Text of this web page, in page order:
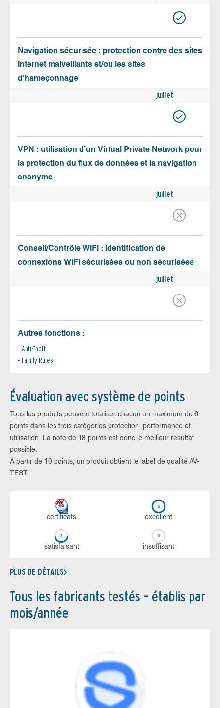
Navigation sécurisée : protection contre des sites
Internet malveillants et/ou les sites
d'hameçonnage
juillet
VPN : utilisation d’un Virtual Private Network pour
la protection du flux de données et la navigation
anonyme
juillet
Conseil/Contrôle WiFi : identification de
connexions WiFi sécurisées ou non sécurisées
juillet
Autres fonctions :
Anti-Theft
Family Rules
Évaluation avec système de points
Tous les produits peuvent totaliser chacun un maximum de 6
points dans les trois catégories protection, performance et
utilisation. La note de 18 points est donc le meilleur résultat
possible.
À partir de 10 points, un produit obtient le label de qualité AV-
TEST.
certi­ficats ex­cellent
sa­tis­fai­sant in­suf­fi­sant
PLUS DE DÉTAILS
Tous les fabricants testés – établis par
mois/année